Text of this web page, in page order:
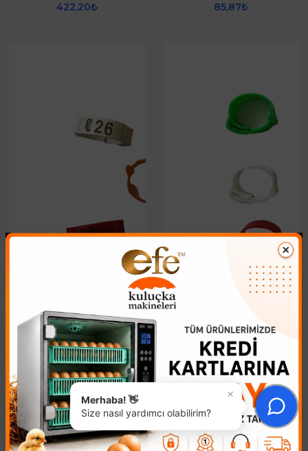
422,20₺
85,87₺
Numaralı Kaz Ayak
Bileziği
644,03₺
Klipsli Kanatlı Ayak
Bilezikleri
6,68₺
×
Merhaba! 👋
Size nasıl yardımcı olabilirim?